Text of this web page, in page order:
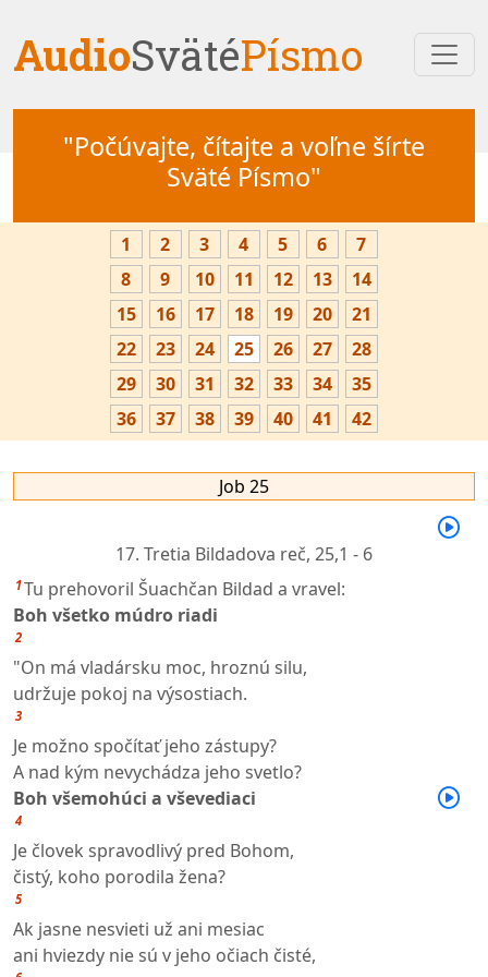
AudioSvätéPísmo
"Počúvajte, čítajte a voľne šírte
Sväté Písmo"
1 2 3 4 5 6
7
8
9 10 11 12 13
14
15
16 17 18 19 20
21
22
23 24 25 26 27
28
29
30 31 32 33 34
35
36
37 38 39 40 41 42
Job 25
17. Tretia Bildadova reč, 25,1 - 6
1Tu prehovoril Šuachčan Bildad a vravel:
Boh všetko múdro riadi
2
"On má vladársku moc, hroznú silu,
udržuje pokoj na výsostiach.
3
Je možno spočítať jeho zástupy?
A nad kým nevychádza jeho svetlo?
Boh všemohúci a vševediaci
4
Je človek spravodlivý pred Bohom,
čistý, koho porodila žena?
5
Ak jasne nesvieti už ani mesiac
ani hviezdy nie sú v jeho očiach čisté,